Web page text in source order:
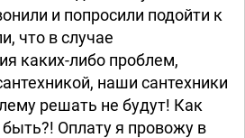
и попросили подойти к
что в случае
каких-либо проблем,
наши сантехники
решать не будут! Как
Оплату я провожу в